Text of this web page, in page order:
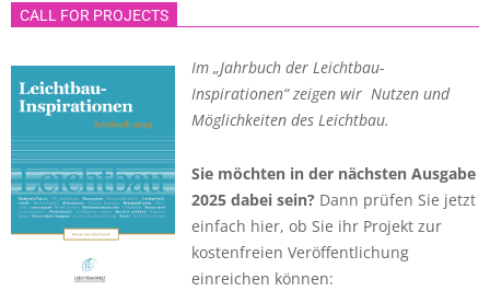
CALL FOR PROJECTS
Im „Jahrbuch der Leichtbau-
Inspirationen“ zeigen wir Nutzen und
Möglichkeiten des Leichtbau.
Sie möchten in der nächsten Ausgabe
2025 dabei sein? Dann prüfen Sie jetzt
einfach hier, ob Sie ihr Projekt zur
kostenfreien Veröffentlichung
einreichen können: